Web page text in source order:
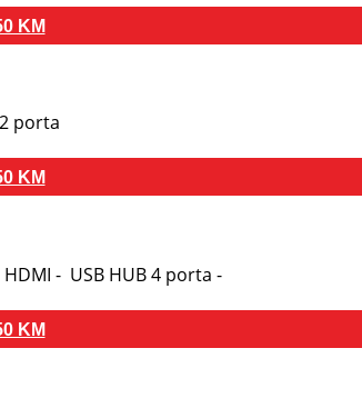
KM
porta
KM
HDMI - USB HUB 4 porta -
KM